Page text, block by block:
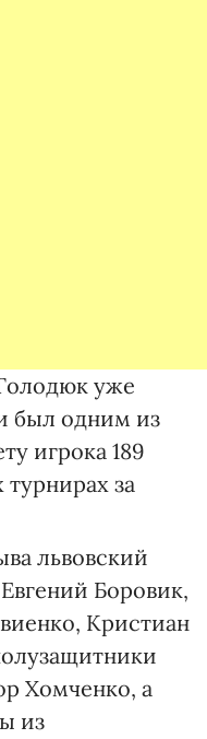
уже
был одним из
игрока 189
турнирах за
львовский
Боровик,
Кристиан
Хомченко, а
из